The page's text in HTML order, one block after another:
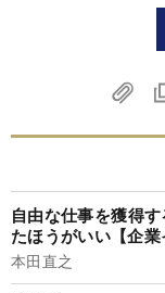
自由な仕事を獲得
たほうがいい【企業
本田直之